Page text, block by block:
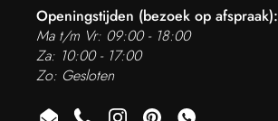
Openingstijden (bezoek op afspraak):
Ma t/m Vr: 09:00 - 18:00
Za: 10:00 - 17:00
Zo: Gesloten